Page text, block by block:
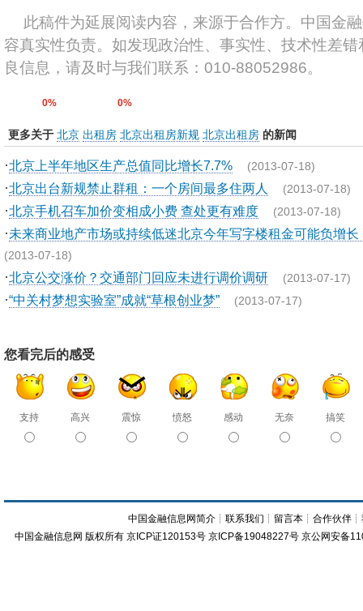
此稿件为延展阅读内容，来源于合作方。中国金
容真实性负责。如发现政治性、事实性、技术性差
良信息，请及时与我们联系：010-88052986。
0% 0%
更多关于 北京 出租房 北京出租房新规 北京出租房 的新闻
·北京上半年地区生产总值同比增长7.7% (2013-07-18)
·北京出台新规禁止群租：一个房间最多住两人 (2013-07-18)
·北京手机召车加价变相成小费 查处更有难度 (2013-07-18)
·未来商业地产市场或持续低迷北京今年写字楼租金可能负增长
(2013-07-18)
·北京公交涨价？交通部门回应未进行调价调研 (2013-07-17)
·“中关村梦想实验室”成就“草根创业梦” (2013-07-17)
您看完后的感受
支持 高兴 震惊 愤怒 感动 无奈 搞笑
中国金融信息网简介 ┊联系我们 ┊ 留言本 ┊合作伙伴 ┊
中国金融信息网 版权所有 京ICP证120153号 京ICP备19048227号 京公网安备